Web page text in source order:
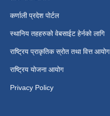
कर्णाली प्रदेश पोर्टल
स्थानिय तहहरुको वेबसाईट हेर्नको लागि
राष्ट्रिय प्राकृतिक स्रोत तथा वित्त आयोग
राष्ट्रिय योजना आयोग
Privacy Policy